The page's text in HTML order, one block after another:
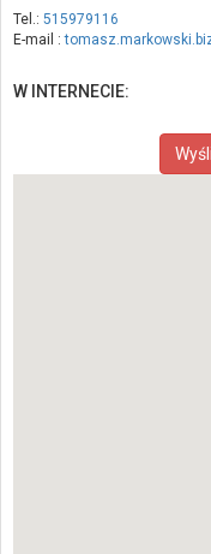
Tel.: 515979116
E-mail :
W INTERNECIE: